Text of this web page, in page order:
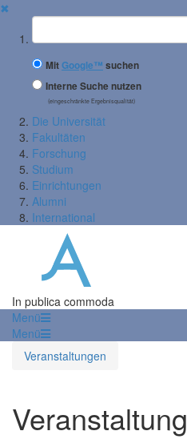
✖
Suchbegriff
MitGoogle™ suchen
Interne Suche nutzen
(eingeschränkte Ergebnisqualität)
Die Universität
Fakultäten
Forschung
Studium
Einrichtungen
Alumni
International
In publica commoda
Menü
Menü
Veranstaltungen
Veranstaltung